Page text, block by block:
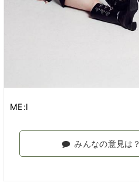
ME:I
みんなの意見は